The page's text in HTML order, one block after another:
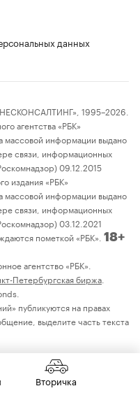
данных
1995–2026.
агентства «РБК»
массовой информации выдано
связи, информационных
09.12.2015
издания «РБК»
массовой информации выдано
связи, информационных
03.12.2021
пометкой «РБК». 18+
агентство «РБК».
Петербургская биржа
публикуются на правах
выделите часть текста
Вторичка